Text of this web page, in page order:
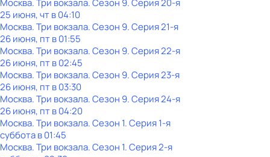
Москва. Три вокзала. Сезон 9. Серия 20-я
25 июня, чт в 04:10
Москва. Три вокзала. Сезон 9. Серия 21-я
26 июня, пт в 01:55
Москва. Три вокзала. Сезон 9. Серия 22-я
26 июня, пт в 02:45
Москва. Три вокзала. Сезон 9. Серия 23-я
26 июня, пт в 03:30
Москва. Три вокзала. Сезон 9. Серия 24-я
26 июня, пт в 04:20
Москва. Три вокзала. Сезон 1. Серия 1-я
субботав01:45
Москва. Три вокзала. Сезон 1. Серия 2-я